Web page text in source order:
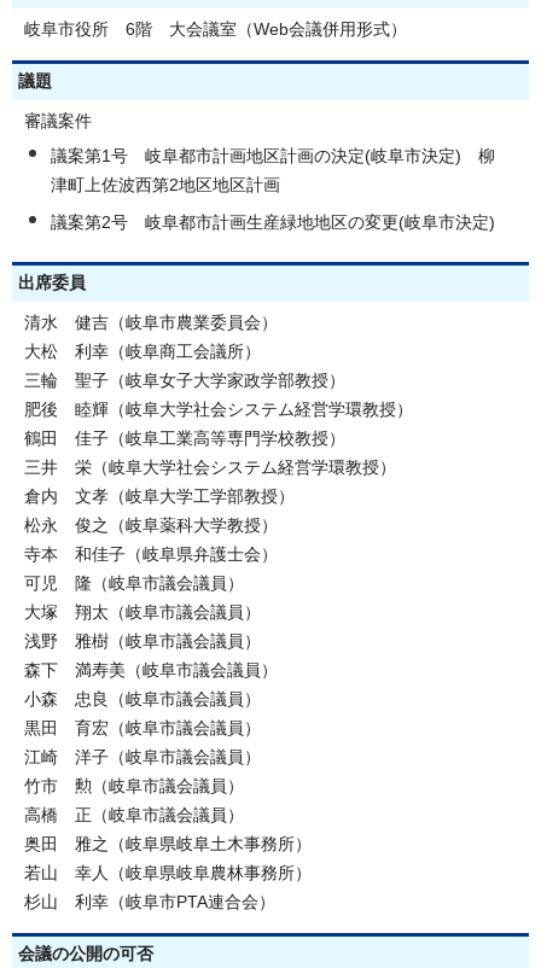
岐阜市役所 6階 大会議室（Web会議併用形式）
議題
審議案件
議案第1号 岐阜都市計画地区計画の決定(岐阜市決定) 柳
津町上佐波西第2地区地区計画
議案第2号 岐阜都市計画生産緑地地区の変更(岐阜市決定)
出席委員
清水 健吉（岐阜市農業委員会）
大松 利幸（岐阜商工会議所）
三輪 聖子（岐阜女子大学家政学部教授）
肥後 睦輝（岐阜大学社会システム経営学環教授）
鶴田 佳子（岐阜工業高等専門学校教授）
三井 栄（岐阜大学社会システム経営学環教授）
倉内 文孝（岐阜大学工学部教授）
松永 俊之（岐阜薬科大学教授）
寺本 和佳子（岐阜県弁護士会）
可児 隆（岐阜市議会議員）
大塚 翔太（岐阜市議会議員）
浅野 雅樹（岐阜市議会議員）
森下 満寿美（岐阜市議会議員）
小森 忠良（岐阜市議会議員）
黒田 育宏（岐阜市議会議員）
江崎 洋子（岐阜市議会議員）
竹市 勲（岐阜市議会議員）
高橋 正（岐阜市議会議員）
奥田 雅之（岐阜県岐阜土木事務所）
若山 幸人（岐阜県岐阜農林事務所）
杉山 利幸（岐阜市PTA連合会）
会議の公開の可否